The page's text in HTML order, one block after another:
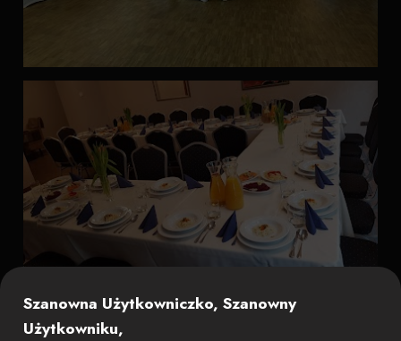
Szanowna Użytkowniczko, Szanowny
Użytkowniku,